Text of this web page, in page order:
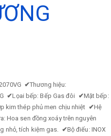
✔Thương hiệu:
✔Lọai bếp: Bếp Gas đôi ✔Mặt bếp:
kim thép phủ men chịu nhiệt ✔Hệ
Hoa sen đồng xoáy trên nguyên
nhỏ, tích kiệm gas. ✔Bộ điếu: INOX